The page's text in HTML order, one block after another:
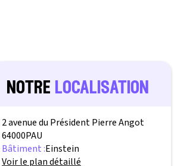
notre localisation
2 avenue du Président Pierre Angot
64000PAU
Bâtiment :Einstein
Voir le plan détaillé